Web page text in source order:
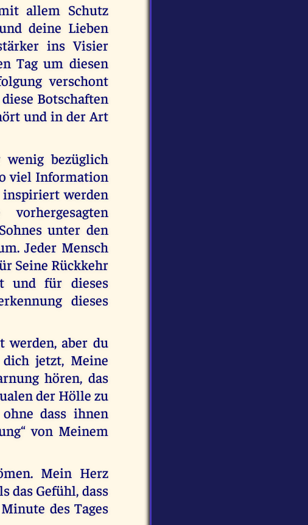
allem Schutz
deine Lieben
ins Visier
Tag um diesen
verschont
Botschaften
und in der Art
bezüglich
viel Information
werden
unter den
Jeder Mensch
Seine Rückkehr
und für dieses
dieses
werden, aber du
jetzt, Meine
hören, das
der Hölle zu
dass ihnen
von Meinem
Mein Herz
das Gefühl, dass
des Tages